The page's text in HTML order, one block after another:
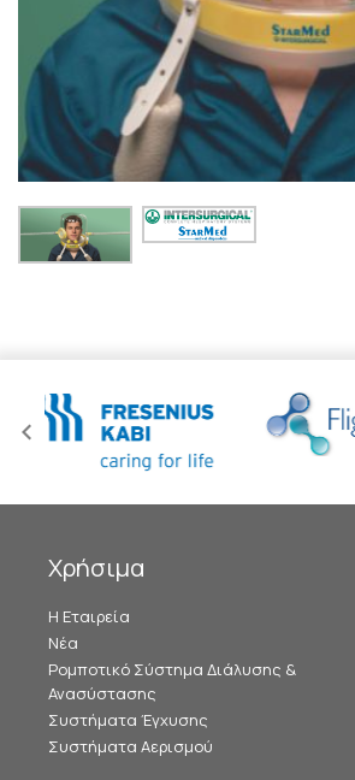
Χρήσιμα
Η Εταιρεία
Νέα
Ρομποτικό Σύστημα Διάλυσης &
Ανασύστασης
Συστήματα Έγχυσης
Συστήματα Αερισμού